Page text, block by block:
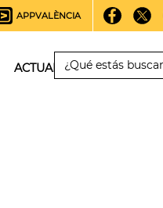
APPVALÈNCIA
ACTUALIDAD